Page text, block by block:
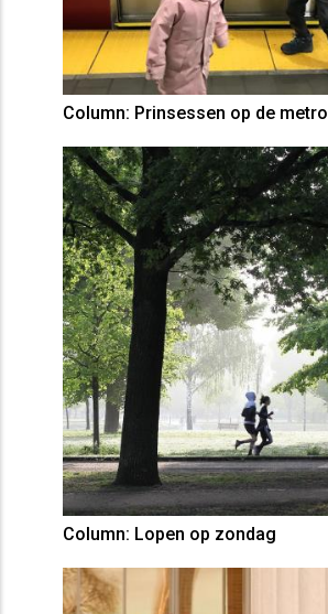
Column: Prinsessen op de metro
Column: Lopen op zondag